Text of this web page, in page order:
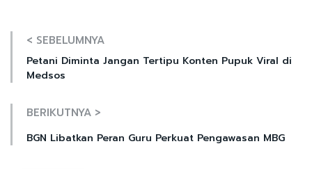
< SEBELUMNYA
Petani Diminta Jangan Tertipu Konten Pupuk Viral di
Medsos
BERIKUTNYA >
BGN Libatkan Peran Guru Perkuat Pengawasan MBG